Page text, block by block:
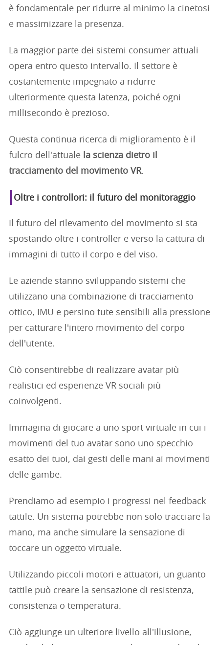
è fondamentale per ridurre al minimo la cinetosi
e massimizzare la presenza.
La maggior parte dei sistemi consumer attuali
opera entro questo intervallo. Il settore è
costantemente impegnato a ridurre
ulteriormente questa latenza, poiché ogni
millisecondo è prezioso.
Questa continua ricerca di miglioramento è il
fulcro dell'attuale
la scienza dietro il
tracciamento del movimento VR.
Oltre i controllori: il futuro del monitoraggio
Il futuro del rilevamento del movimento si sta
spostando oltre i controller e verso la cattura di
immagini di tutto il corpo e del viso.
Le aziende stanno sviluppando sistemi che
utilizzano una combinazione di tracciamento
ottico, IMU e persino tute sensibili alla pressione
per catturare l'intero movimento del corpo
dell'utente.
Ciò consentirebbe di realizzare avatar più
realistici ed esperienze VR sociali più
coinvolgenti.
Immagina di giocare a uno sport virtuale in cui i
movimenti del tuo avatar sono uno specchio
esatto dei tuoi, dai gesti delle mani ai movimenti
delle gambe.
Prendiamo ad esempio i progressi nel feedback
tattile. Un sistema potrebbe non solo tracciare la
mano, ma anche simulare la sensazione di
toccare un oggetto virtuale.
Utilizzando piccoli motori e attuatori, un guanto
tattile può creare la sensazione di resistenza,
consistenza o temperatura.
Ciò aggiunge un ulteriore livello all'illusione,